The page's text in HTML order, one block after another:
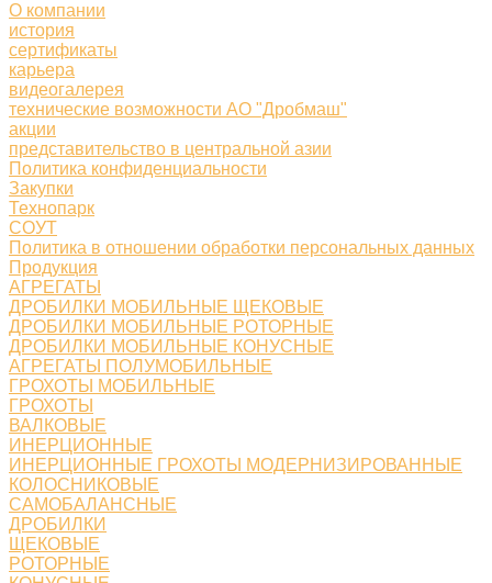
О компании
история
сертификаты
карьера
видеогалерея
технические возможности АО "Дробмаш"
акции
представительство в центральной азии
Политика конфиденциальности
Закупки
Технопарк
СОУТ
Политика в отношении обработки персональных данных
Продукция
АГРЕГАТЫ
ДРОБИЛКИ МОБИЛЬНЫЕ ЩЕКОВЫЕ
ДРОБИЛКИ МОБИЛЬНЫЕ РОТОРНЫЕ
ДРОБИЛКИ МОБИЛЬНЫЕ КОНУСНЫЕ
АГРЕГАТЫ ПОЛУМОБИЛЬНЫЕ
ГРОХОТЫ МОБИЛЬНЫЕ
ГРОХОТЫ
ВАЛКОВЫЕ
ИНЕРЦИОННЫЕ
ИНЕРЦИОННЫЕ ГРОХОТЫ МОДЕРНИЗИРОВАННЫЕ
КОЛОСНИКОВЫЕ
САМОБАЛАНСНЫЕ
ДРОБИЛКИ
ЩЕКОВЫЕ
РОТОРНЫЕ